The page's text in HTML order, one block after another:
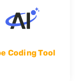
Coding Tool